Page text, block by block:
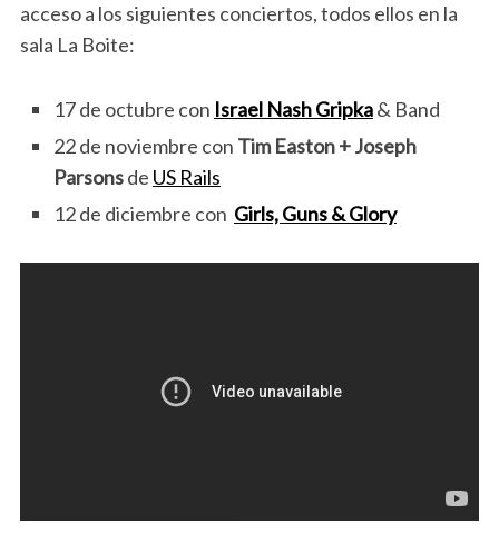
acceso a los siguientes conciertos, todos ellos en la
sala La Boite:
17 de octubre con Israel Nash Gripka& Band
22 de noviembre con Tim Easton + Joseph
Parsonsde US Rails
12 de diciembre con Girls, Guns & Glory